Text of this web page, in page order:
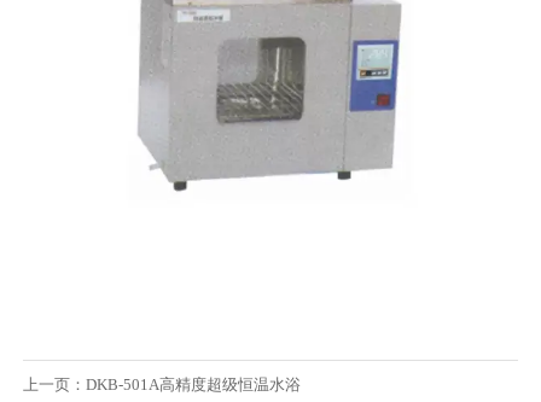
上一页： DKB-501A高精度超级恒温水浴